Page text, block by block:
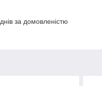
за домовленістю